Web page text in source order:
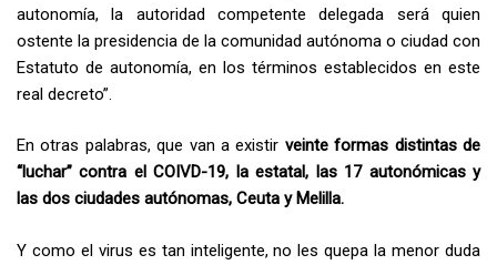
autonomía, la autoridad competente delegada será quien
ostente la presidencia de la comunidad autónoma o ciudad con
Estatuto de autonomía, en los términos establecidos en este
real decreto”.
En otras palabras, que van a existir veinte formas distintas de
“luchar” contra el COIVD-19, la estatal, las 17 autonómicas y
las dos ciudades autónomas, Ceuta y Melilla.
Y como el virus es tan inteligente, no les quepa la menor duda